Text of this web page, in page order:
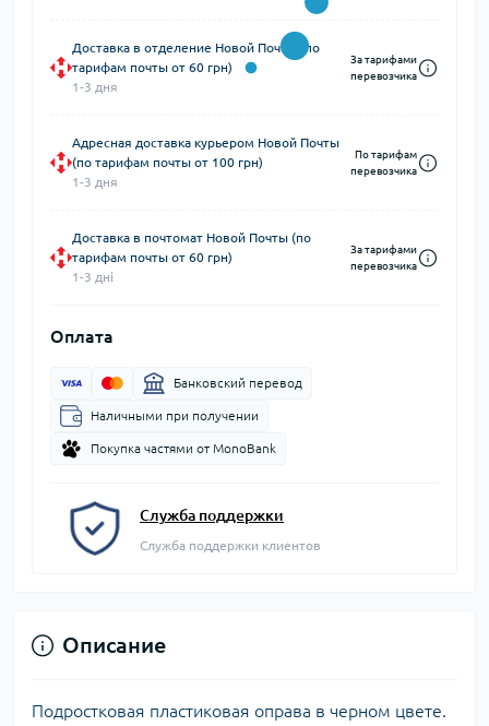
Доставка в отделение Новой Почты (по
тарифам почты от 60 грн)
1-3 дня
За тарифами
перевозчика
Адресная доставка курьером Новой Почты
(по тарифам почты от 100 грн)
1-3 дня
По тарифам
перевозчика
Доставка в почтомат Новой Почты (по
тарифам почты от 60 грн)
1-3 дні
За тарифами
перевозчика
Оплата
Банковский перевод
Наличными при получении
Покупка частями от MonoBank
Служба поддержки
Служба поддержки клиентов
Описание
Подростковая пластиковая оправа в черном цвете.